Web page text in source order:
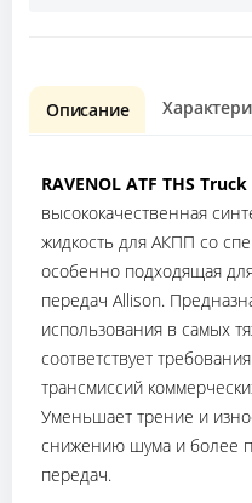
Описание
RAVENOL ATF THS
высококачественная
жидкость для АКПП со
особенно подходящая
передач Allison.
использования в самых
соответствует
трансмиссий
Уменьшает трение и
снижению шума и более
передач.